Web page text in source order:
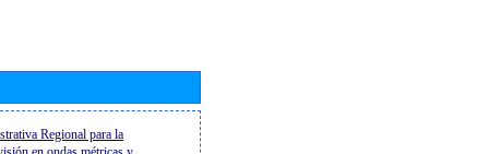
Regional para la